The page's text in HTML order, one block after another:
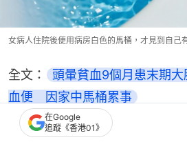
女病人住院後便用病房白色的馬桶，才見到自己
全文：
頭暈貧血9個月患末期
血便　因家中馬桶累事
在Google
追蹤《香港01》